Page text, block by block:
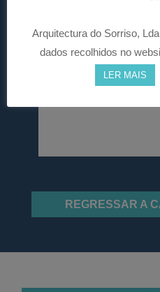
REGRESSAR A
Arquitectura do Sorriso,
dados recolhidos no
LER MAIS